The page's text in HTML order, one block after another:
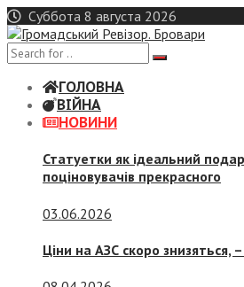
Skip
to
content
Суббота 8 августа 2026
ГОЛОВНА
ВІЙНА
НОВИНИ
Статуетки як ідеальний
поціновувачів прекрасного
03.06.2026
Ціни на АЗС скоро знизяться, –